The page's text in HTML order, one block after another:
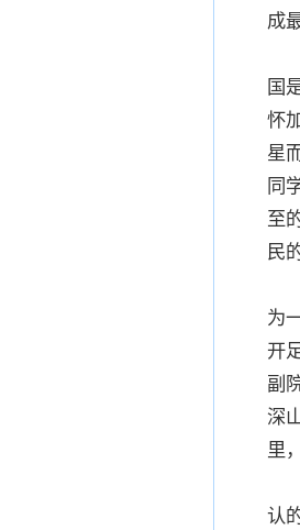
成
国
怀
星
同
至
民
为
开
副
深
里
认